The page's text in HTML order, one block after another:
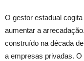
O gestor estadual
aumentar a
construído na década
a empresas privadas. O